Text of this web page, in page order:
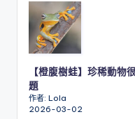
【橙腹樹蛙】珍稀動物
題
作者: Lola
2026-03-02